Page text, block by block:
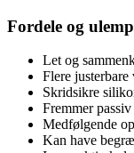
Fordele og
Let og
Flere
Skridsikre
Fremmer
Medfølgende
Kan have